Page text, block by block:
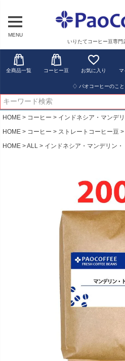
MENU
いりたてコーヒー豆専門
全商品一覧 コーヒー豆 お気に入り マ
♢ パオコーヒーのこと
HOME コーヒー
インドネシア・マンデ
HOME
コーヒー ストレートコーヒー豆
HOME
ALL インドネシア・マンデリン・